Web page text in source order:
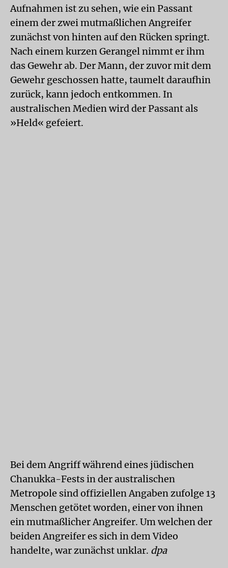
Aufnahmen ist zu sehen, wie ein Passant
einem der zwei mutmaßlichen Angreifer
zunächst von hinten auf den Rücken springt.
Nach einem kurzen Gerangel nimmt er ihm
das Gewehr ab. Der Mann, der zuvor mit dem
Gewehr geschossen hatte, taumelt daraufhin
zurück, kann jedoch entkommen. In
australischen Medien wird der Passant als
»Held« gefeiert.
Bei dem Angriff während eines jüdischen
Chanukka-Fests in der australischen
Metropole sind offiziellen Angaben zufolge 13
Menschen getötet worden, einer von ihnen
ein mutmaßlicher Angreifer. Um welchen der
beiden Angreifer es sich in dem Video
handelte, war zunächst unklar. dpa